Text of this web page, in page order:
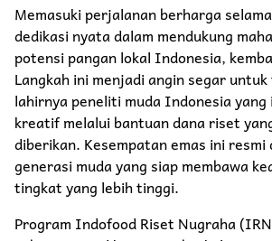
Memasuki perjalanan berharga
dedikasi nyata dalam mendukung
potensi pangan lokal Indonesia,
Langkah ini menjadi angin segar
lahirnya peneliti muda Indonesia
kreatif melalui bantuan dana riset
diberikan. Kesempatan emas ini resmi
generasi muda yang siap membawa
tingkat yang lebih tinggi.
Program Indofood Riset Nugraha